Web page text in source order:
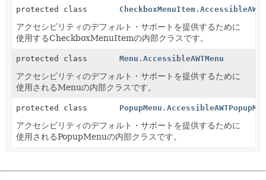
protected class
アクセシビリティのデフォルト・サポートを提供するために
使用するCheckboxMenuItemの内部クラスです。
protected class Menu.AccessibleAWTMenu
アクセシビリティのデフォルト・サポートを提供するために
使用されるMenuの内部クラスです。
protected class
アクセシビリティのデフォルト・サポートを提供するために
使用されるPopupMenuの内部クラスです。